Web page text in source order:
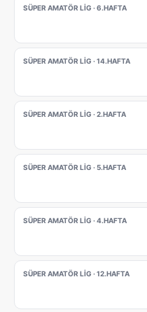
SÜPER AMATÖR LIG · 6.HAFTA
SÜPER AMATÖR LIG · 14.HAFTA
SÜPER AMATÖR LIG · 2.HAFTA
SÜPER AMATÖR LIG · 5.HAFTA
SÜPER AMATÖR LIG · 4.HAFTA
SÜPER AMATÖR LIG · 12.HAFTA